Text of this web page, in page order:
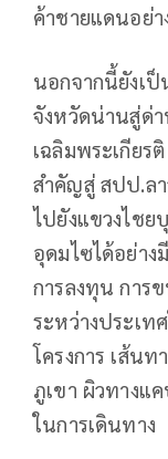
ค้าชายแดนอย่
นอกจากนี้ยังเ
จังหวัดน่านสู่ด่
เฉลิมพระเกียร
สำคัญสู่ สปป.ลา
ไปยังแขวงไชย
อุดมไซได้อย่า
การลงทุน การ
ระหว่างประเท
โครงการ เส้น
ภูเขา ผิวทางแ
ในการเดินทาง